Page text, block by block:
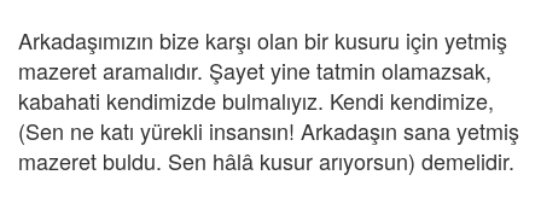
Arkadaşımızın bize karşı olan bir kusuru için yetmiş
mazeret aramalıdır. Şayet yine tatmin olamazsak,
kabahati kendimizde bulmalıyız. Kendi kendimize,
(Sen ne katı yürekli insansın! Arkadaşın sana yetmiş
mazeret buldu. Sen hâlâ kusur arıyorsun) demelidir.